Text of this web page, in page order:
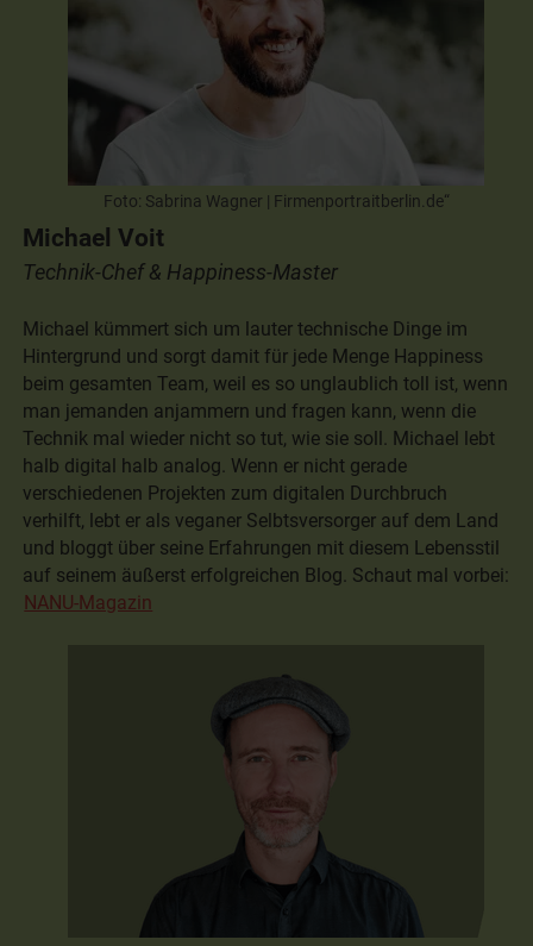
Foto: Sabrina Wagner | Firmenportraitberlin.de“
Michael Voit
Technik-Chef & Happiness-Master
Michael kümmert sich um lauter technische Dinge im
Hintergrund und sorgt damit für jede Menge Happiness
beim gesamten Team, weil es so unglaublich toll ist, wenn
man jemanden anjammern und fragen kann, wenn die
Technik mal wieder nicht so tut, wie sie soll. Michael lebt
halb digital halb analog. Wenn er nicht gerade
verschiedenen Projekten zum digitalen Durchbruch
verhilft, lebt er als veganer Selbtsversorger auf dem Land
und bloggt über seine Erfahrungen mit diesem Lebensstil
auf seinem äußerst erfolgreichen Blog. Schaut mal vorbei:
NANU-Magazin